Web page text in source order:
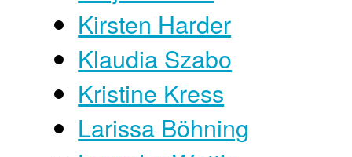
Kirsten Harder
Klaudia Szabo
Kristine Kress
Larissa Böhning